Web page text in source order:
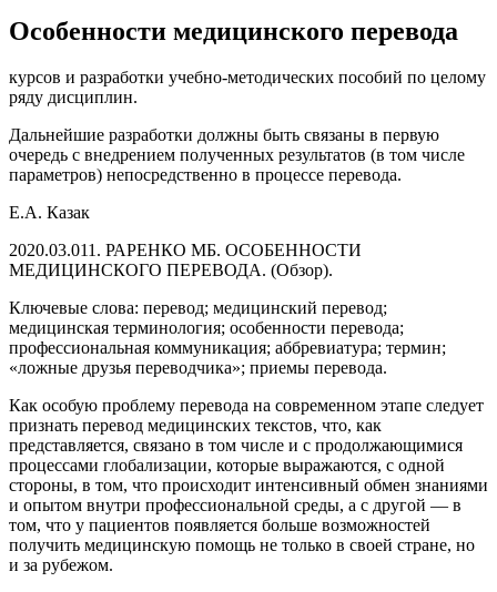
Особенности медицинского перевода
курсов и разработки учебно-методических пособий по целому
ряду дисциплин.
Дальнейшие разработки должны быть связаны в первую
очередь с внедрением полученных результатов (в том числе
параметров) непосредственно в процессе перевода.
Е.А. Казак
2020.03.011. РАРЕНКО МБ. ОСОБЕННОСТИ
МЕДИЦИНСКОГО ПЕРЕВОДА. (Обзор).
Ключевые слова: перевод; медицинский перевод;
медицинская терминология; особенности перевода;
профессиональная коммуникация; аббревиатура; термин;
«ложные друзья переводчика»; приемы перевода.
Как особую проблему перевода на современном этапе следует
признать перевод медицинских текстов, что, как
представляется, связано в том числе и с продолжающимися
процессами глобализации, которые выражаются, с одной
стороны, в том, что происходит интенсивный обмен знаниями
и опытом внутри профессиональной среды, а с другой — в
том, что у пациентов появляется больше возможностей
получить медицинскую помощь не только в своей стране, но
и за рубежом.